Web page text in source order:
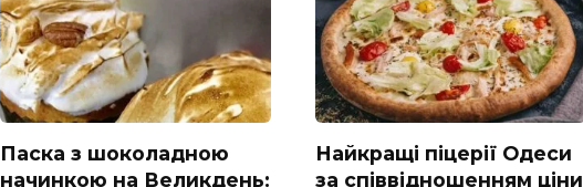
Паска з шоколадною
начинкою на Великдень:
Найкращі піцерії Одеси
за співвідношенням ціни